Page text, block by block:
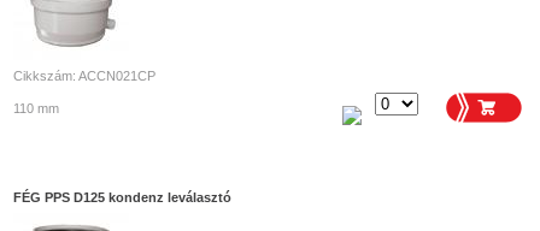
Cikkszám: ACCN021CP
110 mm
FÉG PPS D125 kondenz leválasztó